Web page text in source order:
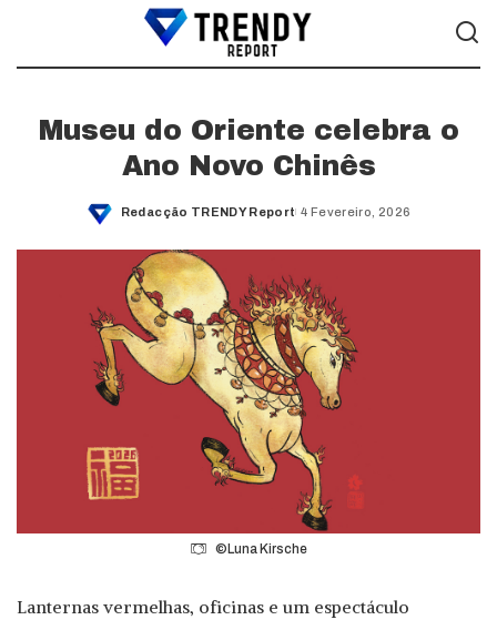
Museu do Oriente celebra o
Ano Novo Chinês
Posted
Redacção TRENDY Report 4 Fevereiro, 2026
©Luna Kirsche
Lanternas vermelhas, oficinas e um espectáculo